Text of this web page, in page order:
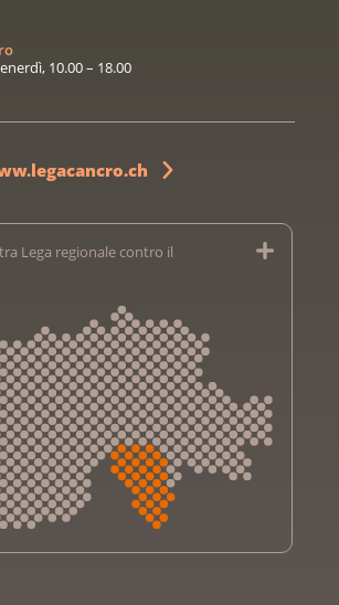
10.00 – 18.00
Lega regionale contro il